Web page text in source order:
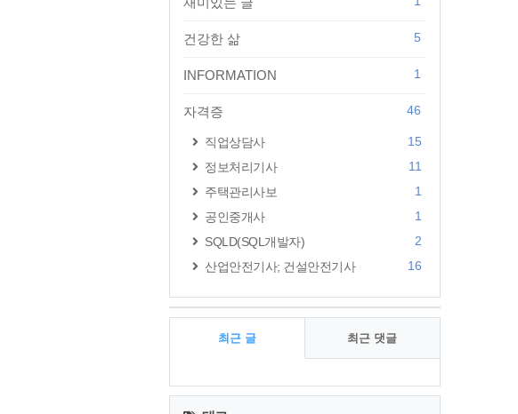
건강한 삶 5
INFORMATION 1
자격증 46
직업상담사
15
정보처리기사
11
주택관리사보
1
공인중개사
1
SQLD(SQL개발자)
2
산업안전기사; 건설안전기사
16
최근 글 최근 댓글
최
근